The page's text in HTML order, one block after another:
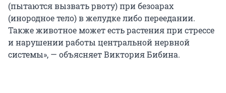
(пытаются вызвать рвоту) при безоарах
(инородное тело) в желудке либо переедании.
Также животное может есть растения при стрессе
и нарушении работы центральной нервной
системы», — объясняет Виктория Бибина.